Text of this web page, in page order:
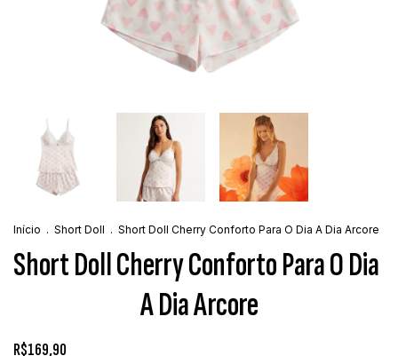
Início . Short Doll . Short Doll Cherry Conforto Para O Dia A Dia Arcore
Short Doll Cherry Conforto Para O Dia
A Dia Arcore
R$169,90